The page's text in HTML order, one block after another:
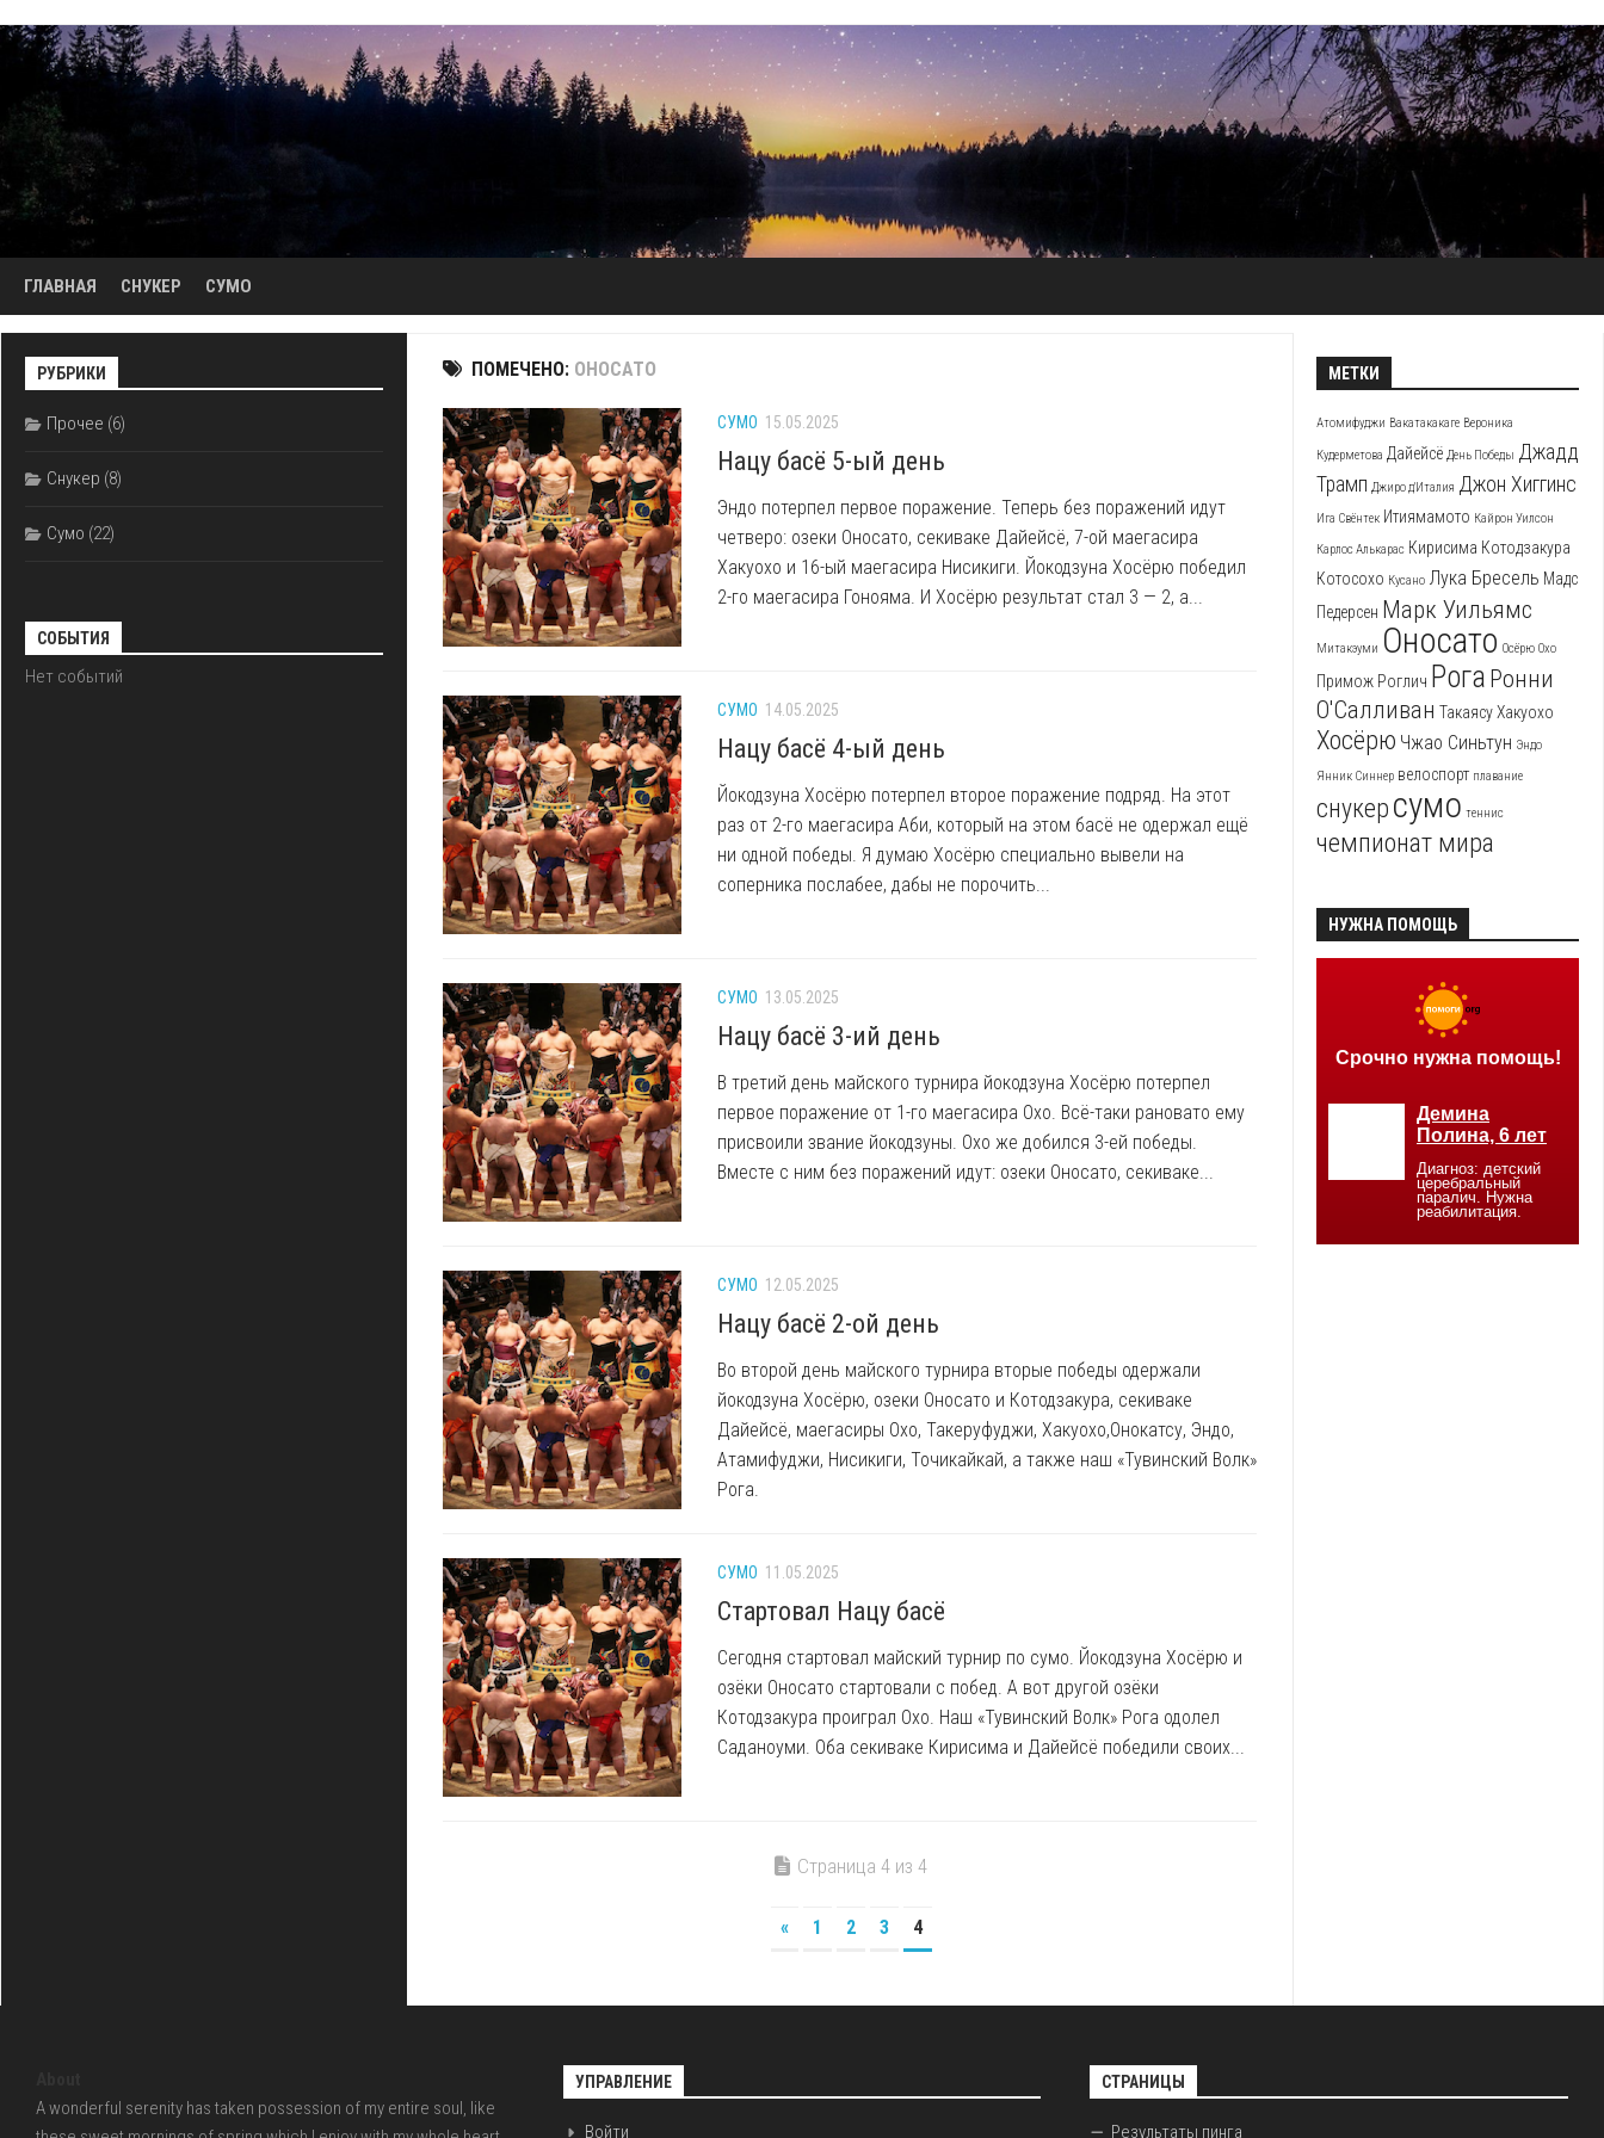
содержанию
ГЛАВНАЯ СНУКЕР СУМО
ПОМЕЧЕНО: ОНОСАТО
СУМО 15.05.2025
Нацу басё 5-ый день
Эндо потерпел первое поражение. Теперь без поражений идут
четверо: озеки Оносато, секиваке Дайейсё, 7-ой маегасира
Хакуохо и 16-ый маегасира Нисикиги. Йокодзуна Хосёрю победил
2-го маегасира Гонояма. И Хосёрю результат стал 3 — 2, а...
СУМО 14.05.2025
Нацу басё 4-ый день
Йокодзуна Хосёрю потерпел второе поражение подряд. На этот
раз от 2-го маегасира Аби, который на этом басё не одержал ещё
ни одной победы. Я думаю Хосёрю специально вывели на
соперника послабее, дабы не порочить...
СУМО 13.05.2025
Нацу басё 3-ий день
В третий день майского турнира йокодзуна Хосёрю потерпел
первое поражение от 1-го маегасира Охо. Всё-таки рановато ему
присвоили звание йокодзуны. Охо же добился 3-ей победы.
Вместе с ним без поражений идут: озеки Оносато, секиваке...
СУМО 12.05.2025
Нацу басё 2-ой день
Во второй день майского турнира вторые победы одержали
йокодзуна Хосёрю, озеки Оносато и Котодзакура, секиваке
Дайейсё, маегасиры Охо, Такеруфуджи, Хакуохо,Онокатсу, Эндо,
Атамифуджи, Нисикиги, Точикайкай, а также наш «Тувинский Волк»
Рога.
СУМО 11.05.2025
Стартовал Нацу басё
Сегодня стартовал майский турнир по сумо. Йокодзуна Хосёрю и
озёки Оносато стартовали с побед. А вот другой озёки
Котодзакура проиграл Охо. Наш «Тувинский Волк» Рога одолел
Саданоуми. Оба секиваке Кирисима и Дайейсё победили своих...
Страница 4 из 4
« 1 2 3 4
РУБРИКИ
Прочее (6)
Снукер (8)
Сумо (22)
СОБЫТИЯ
Нет событий
МЕТКИ
Атомифуджи Вакатакакаге Вероника
Кудерметова Дайейсё День Победы Джадд
Трамп Джиро д'Италия Джон Хиггинс
Ига Свёнтек Итиямамото Кайрон Уилсон
Карлос Алькарас Кирисима Котодзакура
Котосохо Кусано Лука Бресель Мадс
Педерсен Марк Уильямс
Митакэуми Оносато Осёрю Охо
Примож Роглич Рога Ронни
О'Салливан ТакаясуХакуохо
Хосёрю Чжао Синьтун Эндо
Янник Синнер велоспорт плавание
снукер сумо теннис
чемпионат мира
НУЖНА ПОМОЩЬ
A wonderful serenity has taken possession of my entire soul, like
УПРАВЛЕНИЕ
Войти
СТРАНИЦЫ
Результаты пинга